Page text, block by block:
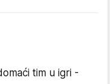
tim u igri -